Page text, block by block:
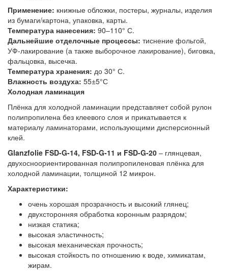
Применение: книжные обложки, постеры, журналы, изделия
из бумаги/картона, упаковка, карты.
Температура нанесения: 90–110° С.
Дальнейшие отделочные процессы: тиснение фольгой,
УФ-лакирование (а также выборочное лакирование), биговка,
фальцовка, высечка.
Температура хранения: до 30° С.
Влажность воздуха: 55±5°С
Холодная ламинация
Плёнка для холодной ламинации представляет собой рулон
полипропилена без клеевого слоя и прикатывается к
материалу ламинаторами, использующими дисперсионный
клей.
Glanzfolie FSD-G-14, FSD-G-11 и FSD-G-20 – глянцевая,
двухосноориентированная полипропиленовая плёнка для
холодной ламинации, толщиной 12 микрон.
Характеристики:
очень хорошая прозрачность и высокий глянец;
двухсторонняя обработка коронным разрядом;
низкая статика;
высокая эластичность;
высокая механическая прочность;
высокая стойкость по отношению к воде, химикатам,
жирам.